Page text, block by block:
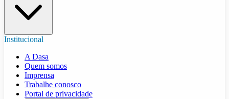
Institucional
A Dasa
Quem somos
Imprensa
Trabalhe conosco
Portal de privacidade